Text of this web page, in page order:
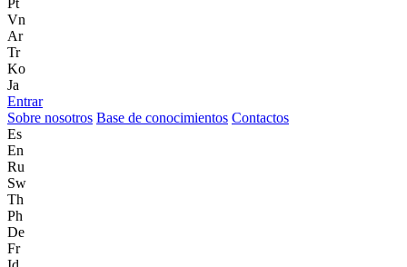
Pt
Vn
Ar
Tr
Ko
Ja
Entrar
Sobre nosotros Base de conocimientos Contactos
Es
En
Ru
Sw
Th
Ph
De
Fr